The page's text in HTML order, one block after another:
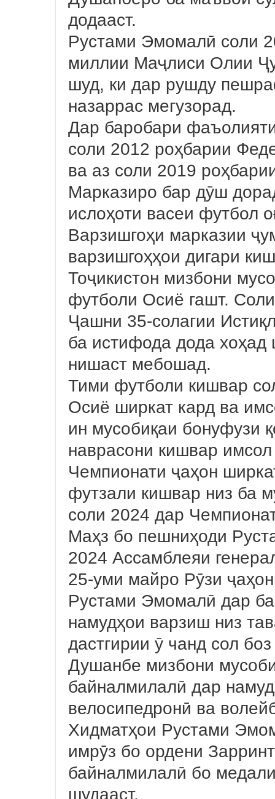
додааст.
Рустами Эмомалӣ соли
миллии Маҷлиси Олии
шуд, ки дар рушду
назаррас мегузорад.
Дар баробари
соли 2012 роҳбарии
ва аз соли 2019
Марказиро бар дӯш
ислоҳоти васеи футбол
Варзишгоҳи марказии
варзишгоҳҳои дигари
Тоҷикистон мизбони
футболи Осиё гашт.
Ҷашни 35-солагии
ба истифода дода
нишаст мебошад.
Тими футболи кишвар
Осиё ширкат кард ва
ин мусобиқаи бонуфузи
наврасони кишвар
Чемпионати ҷаҳон
футзали кишвар низ ба
соли 2024 дар
Маҳз бо пешниҳоди
2024 Ассамблеяи
25-уми майро Рӯзи
Рустами Эмомалӣ дар
намудҳои варзиш низ
дастгирии ӯ чанд сол
Душанбе мизбони
байналмилалӣ дар
велосипедронӣ ва
Хидматҳои Рустами
имрӯз бо ордени
байналмилалӣ бо медали
шудааст.